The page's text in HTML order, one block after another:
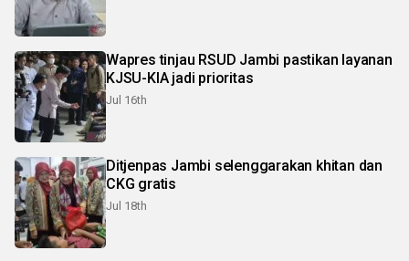
Wapres tinjau RSUD Jambi pastikan layanan
KJSU-KIA jadi prioritas
Jul 16th
Ditjenpas Jambi selenggarakan khitan dan
CKG gratis
Jul 18th